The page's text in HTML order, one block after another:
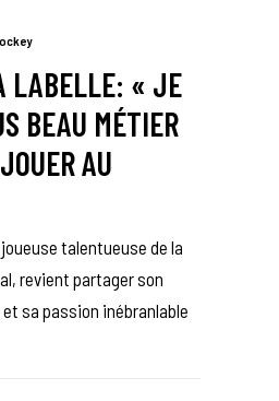
LABELLE: « JE
BEAU MÉTIER
AU
talentueuse de la
revient partager son
sa passion inébranlable